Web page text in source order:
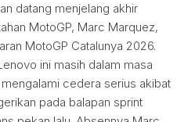
datang menjelang akhir
MotoGP, Marc Marquez,
MotoGP Catalunya 2026.
ini masih dalam masa
cedera serius akibat
pada balapan sprint